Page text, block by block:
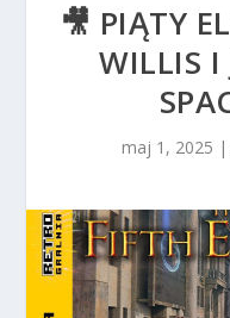
🎥 PIĄTY
WILLIS I
maj 1, 2025 |